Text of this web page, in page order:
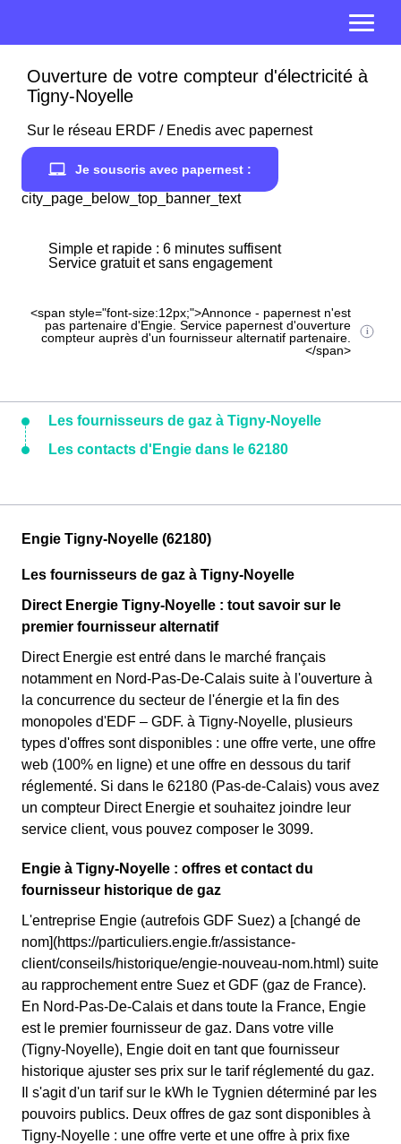
Ouverture de votre compteur d'électricité à
Tigny-Noyelle
Sur le réseau ERDF / Enedis avec papernest
Je souscris avec papernest :
city_page_below_top_banner_text
Simple et rapide : 6 minutes suffisent
Service gratuit et sans engagement
<span style="font-size:12px;">Annonce - papernest n'est
pas partenaire d'Engie. Service papernest d'ouverture
compteur auprès d'un fournisseur alternatif partenaire.
</span>
Les fournisseurs de gaz à Tigny-Noyelle
Les contacts d'Engie dans le 62180
Engie Tigny-Noyelle (62180)
Les fournisseurs de gaz à Tigny-Noyelle
Direct Energie Tigny-Noyelle : tout savoir sur le
premier fournisseur alternatif
Direct Energie est entré dans le marché français
notamment en Nord-Pas-De-Calais suite à l'ouverture à
la concurrence du secteur de l'énergie et la fin des
monopoles d'EDF – GDF. à Tigny-Noyelle, plusieurs
types d'offres sont disponibles : une offre verte, une offre
web (100% en ligne) et une offre en dessous du tarif
réglementé. Si dans le 62180 (Pas-de-Calais) vous avez
un compteur Direct Energie et souhaitez joindre leur
service client, vous pouvez composer le 3099.
Engie à Tigny-Noyelle : offres et contact du
fournisseur historique de gaz
L'entreprise Engie (autrefois GDF Suez) a [changé de
nom](https://particuliers.engie.fr/assistance-
client/conseils/historique/engie-nouveau-nom.html) suite
au rapprochement entre Suez et GDF (gaz de France).
En Nord-Pas-De-Calais et dans toute la France, Engie
est le premier fournisseur de gaz. Dans votre ville
(Tigny-Noyelle), Engie doit en tant que fournisseur
historique ajuster ses prix sur le tarif réglementé du gaz.
Il s'agit d'un tarif sur le kWh le Tygnien déterminé par les
pouvoirs publics. Deux offres de gaz sont disponibles à
Tigny-Noyelle : une offre verte et une offre à prix fixe